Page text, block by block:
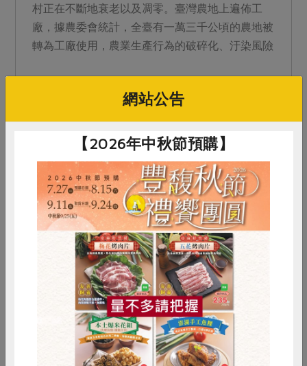
村正在不斷地衰老以及凋零。臺灣農地上遍佈工
廠，據農委會統計，全臺有一萬三千公頃的農地被
轉為工廠使用，農業生產行為的破碎化、汙染風險
2017-09-01社內大小事
我們的下一步—勞動者自主事業的發展與挑
在《我是生活者》一書裡提出僱傭關係以外的另一
種勞動形式──不屬於被僱用、亦不屬於無償勞
RPET 食譜 減硝酸鹽
雞蛋 食安 共同購買
網站公告
【2026年中秋節預購】